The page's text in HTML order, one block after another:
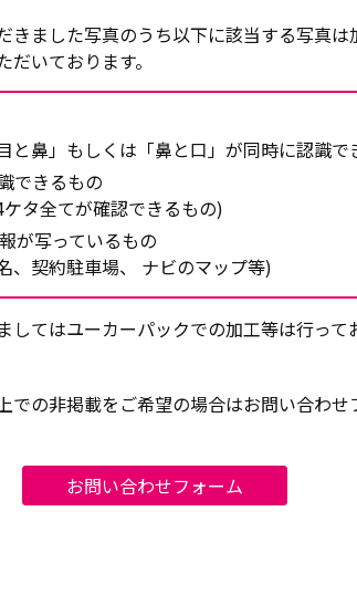
きました写真のうち以下に該当する写真は
いております。
と鼻」もしくは「鼻と口」が同時に認識で
できるもの
タ全てが確認できるもの)
が写っているもの
、契約駐車場、 ナビのマップ等)
してはユーカーパックでの加工等は行って
での非掲載をご希望の場合はお問い合わ
お問い合わせフォーム